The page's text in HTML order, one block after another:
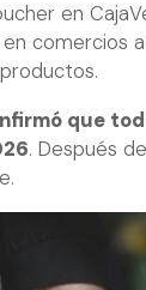
en
comercios
que
. Después